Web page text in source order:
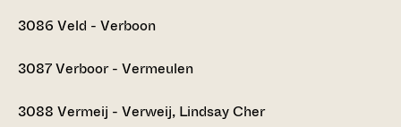
3086 Veld - Verboon
3087Verboor - Vermeulen
3088 Vermeij - Verweij, Lindsay Cher